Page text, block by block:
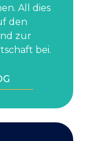
All dies
den
zur
bei.